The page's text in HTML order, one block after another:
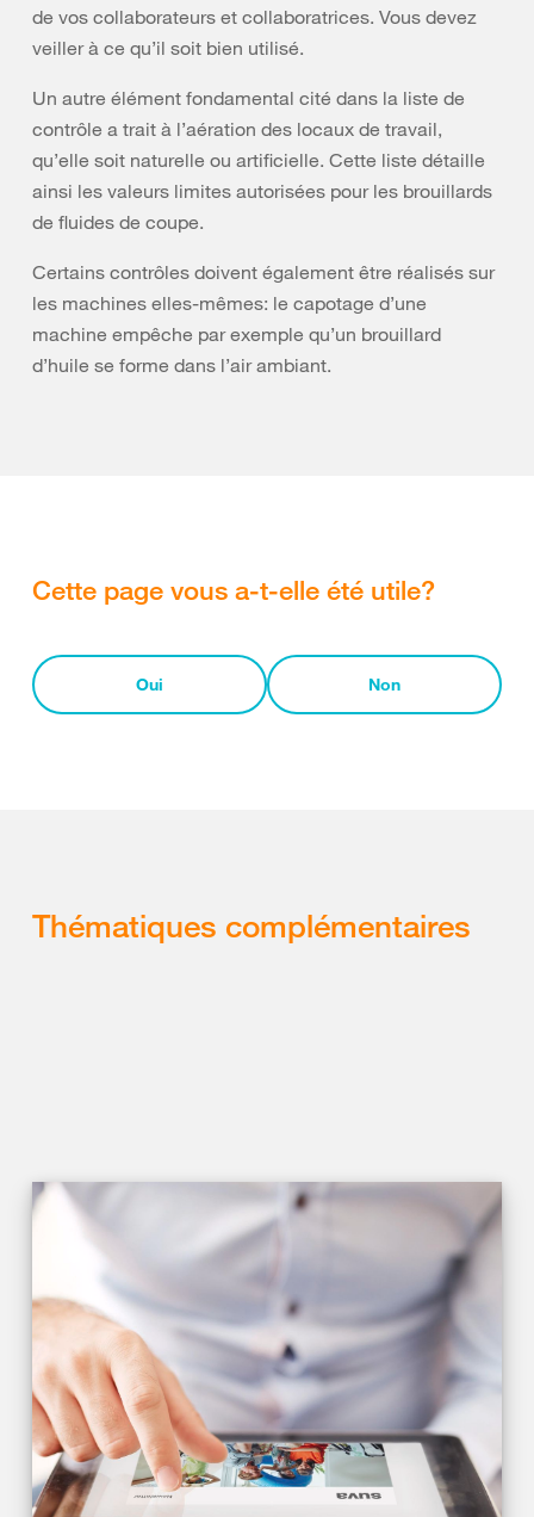
de vos collaborateurs et collaboratrices. Vous devez
veiller à ce qu’il soit bien utilisé.
Un autre élément fondamental cité dans la liste de
contrôle a trait à l’aération des locaux de travail,
qu’elle soit naturelle ou artificielle. Cette liste détaille
ainsi les valeurs limites autorisées pour les brouillards
de fluides de coupe.
Certains contrôles doivent également être réalisés sur
les machines elles-mêmes: le capotage d’une
machine empêche par exemple qu’un brouillard
d’huile se forme dans l’air ambiant.
Cette page vous a-t-elle été utile?
Oui Non
Thématiques complémentaires